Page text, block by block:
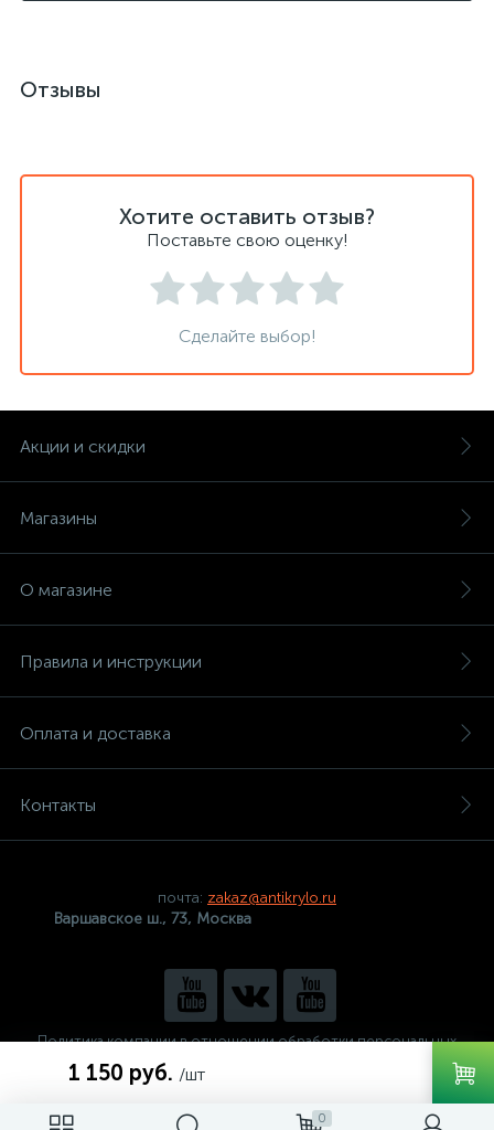
0
1 150 руб. /шт
Отзывы
Хотите оставить отзыв?
Поставьте свою оценку!
Сделайте выбор!
Акции и скидки
Магазины
О магазине
Правила и инструкции
Оплата и доставка
Контакты
почта: zakaz@antikrylo.ru
Варшавское ш., 73, Москва
Политика компании в отношении обработки персональных